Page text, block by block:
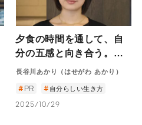
夕食の時間を通して、自
分の五感と向き合う。料
理家・長谷川あかりさん
長谷川あかり（はせがわ あかり）
PR 自分らしい生き方
2025/10/29